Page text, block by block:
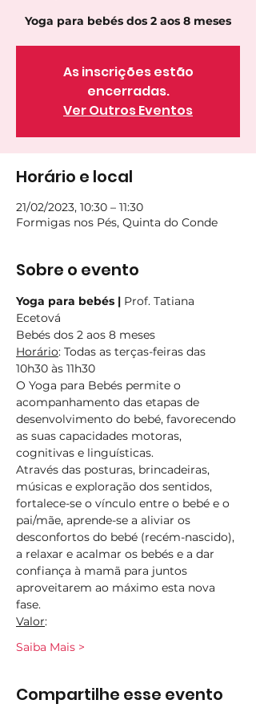
Yoga para bebés dos 2 aos 8 meses
As inscrições estão
encerradas.
Ver Outros Eventos
Horário e local
21/02/2023, 10:30 – 11:30
Formigas nos Pés, Quinta do Conde
Sobre o evento
Yoga para bebés | Prof. Tatiana
Ecetová
Bebés dos 2 aos 8 meses
Horário: Todas as terças-feiras das
10h30 às 11h30
O Yoga para Bebés permite o
acompanhamento das etapas de
desenvolvimento do bebé, favorecendo
as suas capacidades motoras,
cognitivas e linguísticas.
Através das posturas, brincadeiras,
músicas e exploração dos sentidos,
fortalece-se o vínculo entre o bebé e o
pai/mãe, aprende-se a aliviar os
desconfortos do bebé (recém-nascido),
a relaxar e acalmar os bebés e a dar
confiança à mamã para juntos
aproveitarem ao máximo esta nova
fase.
Valor:
Saiba Mais >
Compartilhe esse evento